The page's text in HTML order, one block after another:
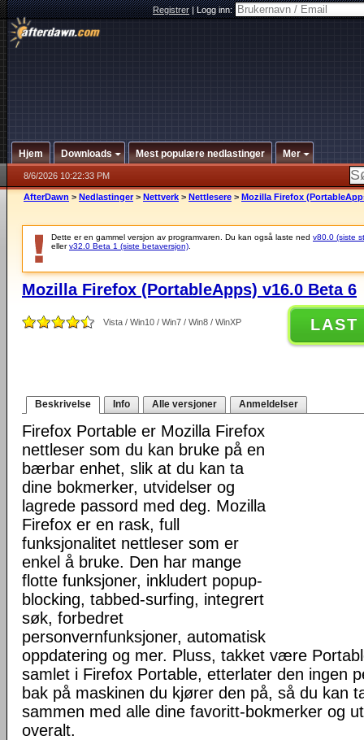
Registrer|Logg inn:
Hjem Downloads Mest populære nedlastinger Mer
8/6/2026 10:22:33 PM
AfterDawn > Nedlastinger > Nettverk > Nettlesere > Mozilla Firefox
Dette er en gammel versjon av programvaren. Du kan også laste ned v80.0 (siste
ellerv32.0 Beta 1 (siste betaversjon)
Mozilla Firefox (PortableApps) v16.0 Beta 6
Vista / Win10 / Win7 / Win8 / WinXP LAST
Beskrivelse Info Alle versjoner Anmeldelser
Firefox Portable er Mozilla Firefox
nettleser som du kan bruke på en
bærbar enhet, slik at du kan ta
dine bokmerker, utvidelser og
lagrede passord med deg. Mozilla
Firefox er en rask, full
funksjonalitet nettleser som er
enkel å bruke. Den har mange
flotte funksjoner, inkludert popup-
blocking, tabbed-surfing, integrert
søk, forbedret
personvernfunksjoner, automatisk
oppdatering og mer. Pluss, takket være
samlet i Firefox Portable, etterlater den ingen
bak på maskinen du kjører den på, så du kan
sammen med alle dine favoritt-bokmerker og
overalt.